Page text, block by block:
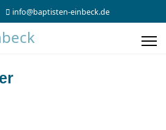
info@baptisten-einbeck.de